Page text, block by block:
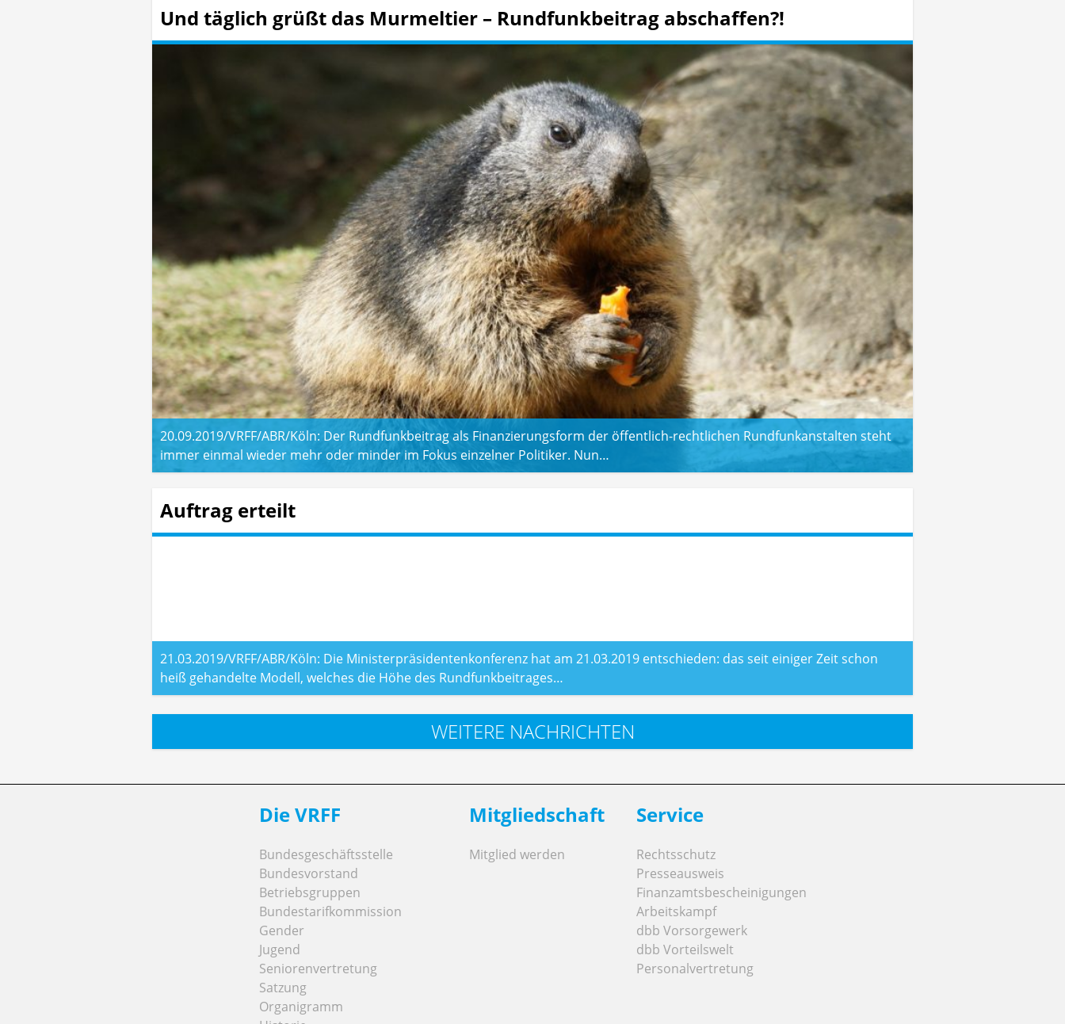
Und täglich grüßt das Murmeltier – Rundfunkbeitrag abschaffen?!
20.09.2019/VRFF/ABR/Köln: Der Rundfunkbeitrag als Finanzierungsform der öffentlich-rechtlichen Rundfunkanstalten steht
immer einmal wieder mehr oder minder im Fokus einzelner Politiker. Nun…
Auftrag erteilt
21.03.2019/VRFF/ABR/Köln: Die Ministerpräsidentenkonferenz hat am 21.03.2019 entschieden: das seit einiger Zeit schon
heiß gehandelte Modell, welches die Höhe des Rundfunkbeitrages…
WEITERE NACHRICHTEN
Die VRFF
Bundesgeschäftsstelle
Bundesvorstand
Betriebsgruppen
Bundestarifkommission
Gender
Jugend
Seniorenvertretung
Satzung
Organigramm
Mitgliedschaft
Mitglied werden
Service
Rechtsschutz
Presseausweis
Finanzamtsbescheinigungen
Arbeitskampf
dbb Vorsorgewerk
dbb Vorteilswelt
Personalvertretung